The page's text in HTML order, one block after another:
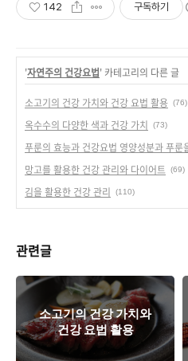
142 구독하기
'자연주의 건강요법' 카테고리의 다른 글
소고기의 건강 가치와 건강 요법 활용 (76)
옥수수의 다양한 색과 건강 가치 (73)
망고를 활용한 건강 관리와 다이어트 (69)
김을 활용한 건강 관리 (110)
관련글
소고기의 건강 가치와
건강 요법 활용